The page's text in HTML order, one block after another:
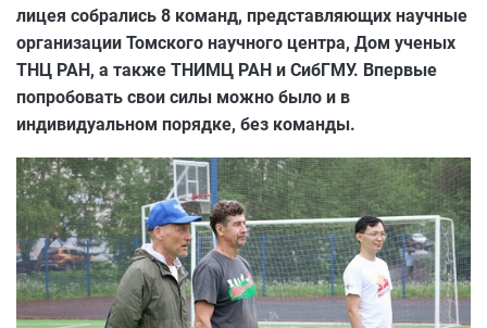
лицея собрались 8 команд, представляющих научные
организации Томского научного центра, Дом ученых
ТНЦ РАН, а также ТНИМЦ РАН и СибГМУ. Впервые
попробовать свои силы можно было и в
индивидуальном порядке, без команды.